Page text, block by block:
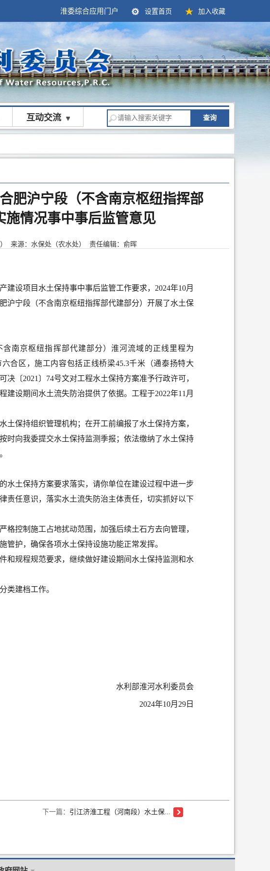
淮委综合应用门户 设置首页 加入收藏
互动交流 查询
肥沪宁段（不含南京枢纽指挥部
施情况事中事后监管意见
来源： 水保处（农水处） 责任编辑：俞晖
建设项目水土保持事中事后监管工作要求， 2024年10月
沪宁段（不含南京枢纽指挥部代建部分） 开展了水土保
南京枢纽指挥部代建部分）淮河流域的正线里程为
合区，施工内容包括正线桥梁45.3千米（通泰扬特大
决〔2021 〕 74号文对工程水土保持方案准予行政许可，
建设期间水土流失防治提供了依据。 工程于2022年11 月
保持组织管理机构；在开工前编报了水土保持方案，
时向我委提交水土保持监测季报；依法缴纳了水土保持
水土保持方案要求落实，请你单位在建设过程中进一步
责任意识，落实水土流失防治主体责任，切实抓好以下
格控制施工占地扰动范围，加强后续土石方去向管理，
管护，确保各项水土保持设施功能正常发挥。
和规程规范要求，继续做好建设期间水土保持监测和水
类建档工作。
水利部淮河水利委员会
2024年10月 29 日
下一篇： 引江济淮工程（河南段）水土保...